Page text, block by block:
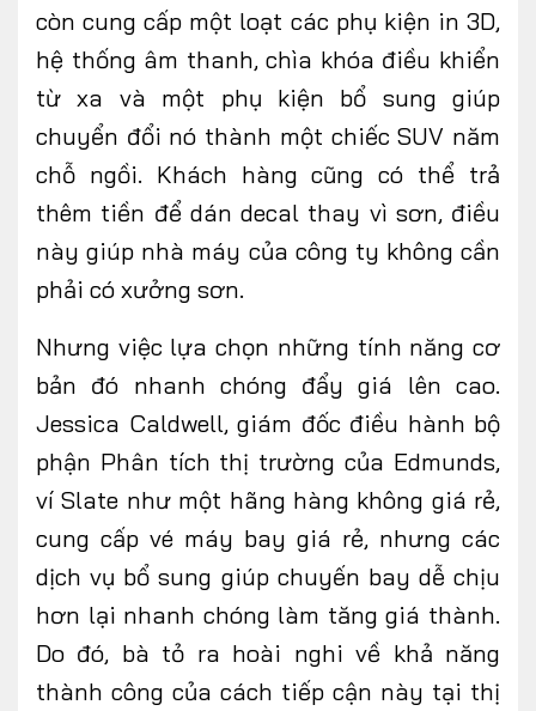
còn cung cấp một loạt các phụ kiện in 3D,
hệ thống âm thanh, chìa khóa điều khiển
từ xa và một phụ kiện bổ sung giúp
chuyển đổi nó thành một chiếc SUV năm
chỗ ngồi. Khách hàng cũng có thể trả
thêm tiền để dán decal thay vì sơn, điều
này giúp nhà máy của công ty không cần
phải có xưởng sơn.
Nhưng việc lựa chọn những tính năng cơ
bản đó nhanh chóng đẩy giá lên cao.
Jessica Caldwell, giám đốc điều hành bộ
phận Phân tích thị trường của Edmunds,
ví Slate như một hãng hàng không giá rẻ,
cung cấp vé máy bay giá rẻ, nhưng các
dịch vụ bổ sung giúp chuyến bay dễ chịu
hơn lại nhanh chóng làm tăng giá thành.
Do đó, bà tỏ ra hoài nghi về khả năng
thành công của cách tiếp cận này tại thị